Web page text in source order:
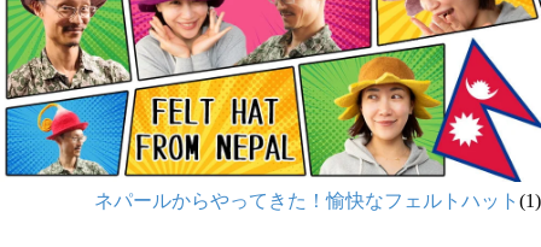
ネパールからやってきた！愉快なフェルトハット (1)